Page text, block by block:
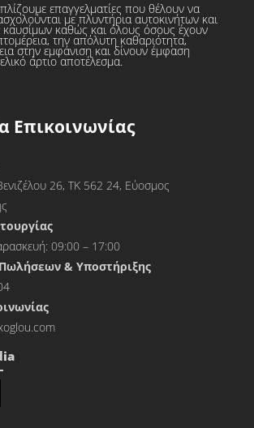
επαγγελματίες που θέλουν να
με πλυντήρια αυτοκινήτων και
καθώς και όλους όσους έχουν
την απόλυτη καθαριότητα,
στην εμφάνιση και δίνουν έμφαση
άρτιο αποτέλεσμα.
Επικοινωνίας
26, ΤΚ 562 24, Εύοσμος
09:00 – 17:00
& Υποστήριξης